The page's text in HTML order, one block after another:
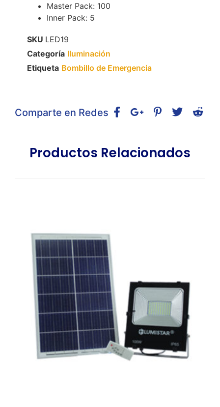
Master Pack: 100
Inner Pack: 5
SKU LED19
Categoría Iluminación
Etiqueta Bombillo de Emergencia
Comparte en Redes
Productos Relacionados